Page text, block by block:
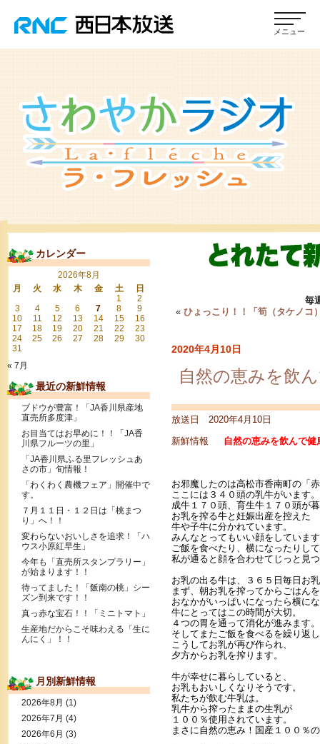
毎
« ひょっこり！！「筍（タケノコ
2020年4月10日
自然の恵みを飲
放送日 2020年4月10日
新鮮情報
自然の恵みを飲んで健
お邪魔したのは高松市香南町の「
ここには３４０頭の乳牛がいます。
成牛１７０頭、育生牛１７０頭が
お乳を搾る牛と妊娠出産を控えた
牛や子牛に分かれています。
みんなとってもいい顔をしていま
ご飯を食べたり、横になったりし
私が通ると顔を合わせてじっと見
お乳の出る牛は、３６５日毎日お
まず、朝お乳を搾ってからごはん
おなかがいっぱいになったら横に
牛にとってはこの時間が大切。
４つの胃を通って消化が進みます。
そしてまたご飯を食べるを繰り返
こうしてお乳が再び作られ、
夕方からお乳を搾ります。
牛が幸せに暮らしていると、
お乳もおいしくなりそうです。
私たちが飲む牛乳は。
乳牛から搾ったままの生乳が
１００％使用されています。
まさに自然の恵み！国産１００％
カレンダー
2026年8月
月
火 水 木 金 土
日
1
2
3
4 5 6 7 8
9
10
11 12 13 14 15
16
17
18 19 20 21 22
23
24
25 26 27 28 29
30
31
« 7月
最近の新鮮情報
ブドウが豊富！「JA香川県産地
直売所多度津」
お目当てはお早めに！！「JA香
川県フルーツの里」
「JA香川県ふる里フレッシュあ
さの市」旬情報！
「わくわく農機フェア」開催中で
す。
７月１１日・１２日は「桃まつ
り」へ！！
変わらないおいしさを追求！「ハ
ウス小原紅早生」
今年も「直売所スタンプラリー」
が始まります！！
待ってました！「飯南の桃」シー
ズン到来です！！
真っ赤な宝石！！「ミニトマト」
生産地だからこそ味わえる「生に
んにく」！！
月別新鮮情報
2026年8月 (1)
2026年7月 (4)
2026年6月 (3)